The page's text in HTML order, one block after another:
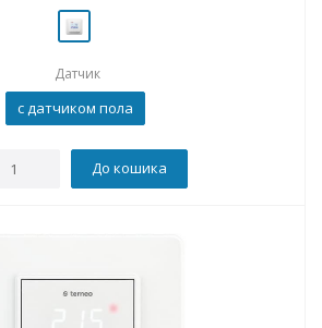
Датчик
с датчиком пола
До кошика